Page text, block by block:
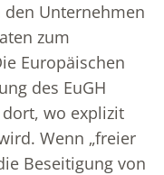
den Unternehmen
zum
Europäischen
des EuGH
wo explizit
Wenn „freier
Beseitigung von